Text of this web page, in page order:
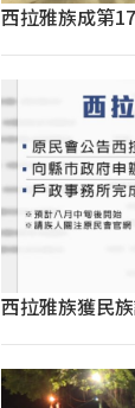
西拉雅族成第
西拉雅族獲民